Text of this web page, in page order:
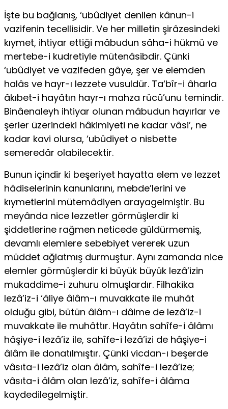
İşte bu bağlanış, ‘ubûdiyet denilen kânun-i
vazifenin tecellisidir. Ve her milletin şirâzesindeki
kıymet, ihtiyar ettiği mâbudun sâha-i hükmü ve
mertebe-i kudretiyle mütenâsibdir. Çünki
‘ubûdiyet ve vazifeden gâye, şer ve elemden
halâs ve hayr-ı lezzete vusuldür. Ta‘bîr-i âharla
âkıbet-i hayâtın hayr-ı mahza rücû’unu temindir.
Binâenaleyh ihtiyar olunan mâbudun hayırlar ve
şerler üzerindeki hâkimiyeti ne kadar vâsi’, ne
kadar kavi olursa, ‘ubûdiyet o nisbette
semeredâr olabilecektir.
Bunun içindir ki beşeriyet hayatta elem ve lezzet
hâdiselerinin ka­nunlarını, mebde’lerini ve
kıymetlerini mütemâdiyen arayagelmiştir. Bu
meyânda nice lezzetler görmüşlerdir ki
şiddetlerine rağmen neticede güldürmemiş,
devamlı elemlere sebebiyet vererek uzun
müddet ağlat­mış durmuştur. Aynı zamanda nice
elemler görmüşlerdir ki büyük büyük lezâ’izin
mukaddime-i zuhuru olmuşlardır. Filhakika
lezâ’iz-i ‘âliye âlâm-ı muvakkate ile muhât
olduğu gibi, bütün âlâm-ı dâime de lezâ’iz-i
muvakkate ile muhâttır. Hayâtın sahîfe-i âlâmı
hâşiye-i lezâ’iz ile, sahîfe-i lezâ’izi de hâşiye-i
âlâm ile donatılmıştır. Çünki vicdan-ı beşerde
vâsıta-i lezâ’iz olan âlâm, sahîfe-i lezâ’ize;
vâsıta-i âlâm olan lezâ’iz, sahîfe-i âlâma
kaydedilegelmiştir.